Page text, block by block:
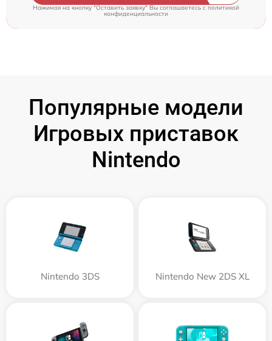
Нажимая на кнопку "Оставить заявку" Вы соглашаетесь c политикой
конфиденциальности
Популярные модели
Игровых приставок
Nintendo
Nintendo 3DS Nintendo New 2DS XL